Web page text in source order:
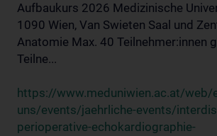
Aufbaukurs 2026 Medizinische
1090 Wien, Van Swieten Saal und
Anatomie Max. 40 Teilnehmer:innen
Teilne...
https://www.meduniwien.ac.at/web/
uns/events/jaehrliche-events/
perioperative-echokardiographie-